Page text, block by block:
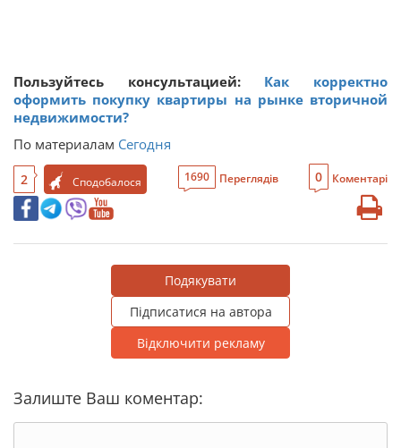
Пользуйтесь консультацией: Как корректно
оформить покупку квартиры на рынке вторичной
недвижимости?
По материалам Сегодня
2 Сподобалося 1690 Переглядів 0 Коментарі
Подякувати
Підписатися на автора
Відключити рекламу
Залиште Ваш коментар: